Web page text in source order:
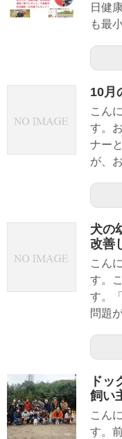
日健
も最
10月
こん
す。
ナー
が、
犬の
改善
こん
す。
す。
問題
ド
飼い
こん
す。